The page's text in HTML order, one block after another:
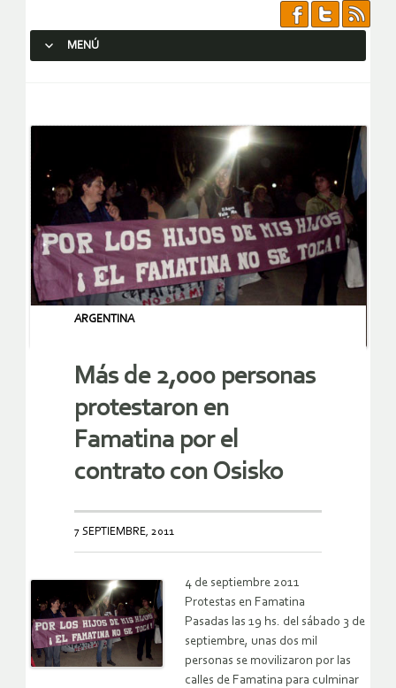
MENÚ
ARGENTINA
Más de 2,000 personas
protestaron en
Famatina por el
contrato con Osisko
7 SEPTIEMBRE, 2011
4 de septiembre 2011
Protestas en Famatina
Pasadas las 19 hs. del sábado 3 de
septiembre, unas dos mil
personas se movilizaron por las
calles de Famatina para culminar